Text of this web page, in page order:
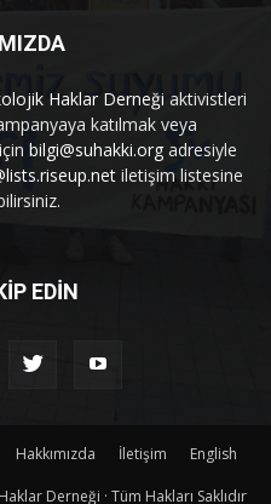
Haklar Derneği aktivistleri
katılmak veya
bilgi@suhakki.orgadresiyle
iletişim listesine
EDİN
Hakkımızda İletişim English
Derneği · Tüm Hakları Saklıdır